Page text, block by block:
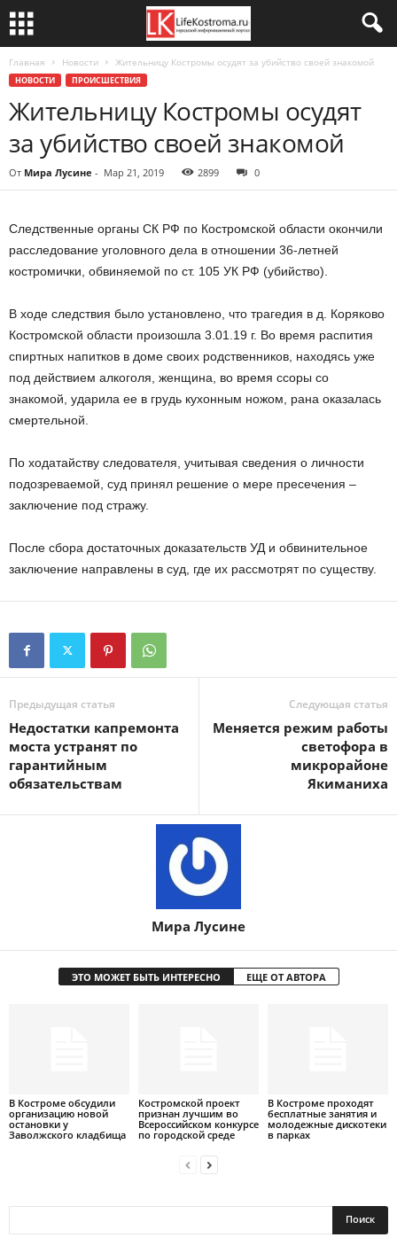
Главная Новости Жительницу Костромы осудят за убийство своей знакомой
НОВОСТИ ПРОИСШЕСТВИЯ
Жительницу Костромы осудят
за убийство своей знакомой
От Мира Лусине - Мар 21, 2019 2899 0
Следственные органы СК РФ по Костромской области окончили
расследование уголовного дела в отношении 36-летней
костромички, обвиняемой по ст. 105 УК РФ (убийство).
В ходе следствия было установлено, что трагедия в д. Коряково
Костромской области произошла 3.01.19 г. Во время распития
спиртных напитков в доме своих родственников, находясь уже
под действием алкоголя, женщина, во время ссоры со
знакомой, ударила ее в грудь кухонным ножом, рана оказалась
смертельной.
По ходатайству следователя, учитывая сведения о личности
подозреваемой, суд принял решение о мере пресечения –
заключение под стражу.
После сбора достаточных доказательств УД и обвинительное
заключение направлены в суд, где их рассмотрят по существу.
Предыдущая статья
Недостатки капремонта
моста устранят по
гарантийным
обязательствам
Следующая статья
Меняется режим работы
светофора в
микрорайоне
Якиманиха
Мира Лусине
ЭТО МОЖЕТ БЫТЬ ИНТЕРЕСНО ЕЩЕ ОТ АВТОРА
В Костроме обсудили
организацию новой
остановки у
Заволжского кладбища
Костромской проект
признан лучшим во
Всероссийском конкурсе
по городской среде
В Костроме проходят
бесплатные занятия и
молодежные дискотеки
в парках